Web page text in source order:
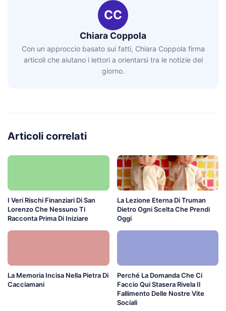
CC
Chiara Coppola
Con un approccio basato sui fatti, Chiara Coppola firma
articoli che aiutano i lettori a orientarsi tra le notizie del
giorno.
Articoli correlati
I Veri Rischi Finanziari Di San
Lorenzo Che Nessuno Ti
Racconta Prima Di Iniziare
La Lezione Eterna Di Truman
Dietro Ogni Scelta Che Prendi
Oggi
La Memoria Incisa Nella Pietra Di
Cacciamani
Perché La Domanda Che Ci
Faccio Qui Stasera Rivela Il
Fallimento Delle Nostre Vite
Sociali